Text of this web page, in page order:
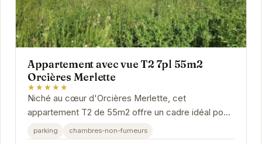
Appartement avec vue T2 7pl 55m2
Orcières Merlette
★★★★★
Niché au cœur d'Orcières Merlette, cet
appartement T2 de 55m2 offre un cadre idéal pour
des vacances à la montagne. Avec une capacité
d'accueil...
parking chambres-non-fumeurs